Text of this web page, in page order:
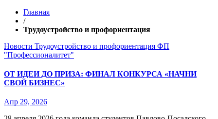
Главная
/
Трудоустройство и профориентация
Новости Трудоустройство и профориентация ФП
"Профессионалитет"
ОТ ИДЕИ ДО ПРИЗА: ФИНАЛ КОНКУРСА «НАЧНИ
СВОЙ БИЗНЕС»
Апр 29, 2026